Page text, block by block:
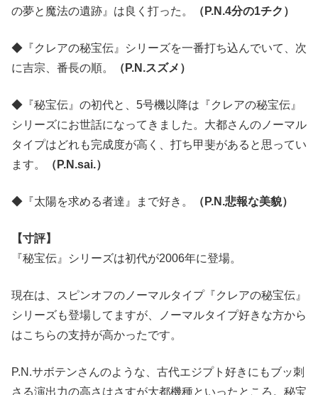
の夢と魔法の遺跡』は良く打った。
（P.N.4分の1チク）
◆『クレアの秘宝伝』シリーズを一番打ち込んでいて、次
に吉宗、番長の順。
（P.N.スズメ）
◆『秘宝伝』の初代と、5号機以降は『クレアの秘宝伝』
シリーズにお世話になってきました。大都さんのノーマル
タイプはどれも完成度が高く、打ち甲斐があると思ってい
ます。
（P.N.sai.）
◆『太陽を求める者達』まで好き。 （P.N.悲報な美貌）
【寸評】
『秘宝伝』シリーズは初代が2006年に登場。
現在は、スピンオフのノーマルタイプ『クレアの秘宝伝』
シリーズも登場してますが、ノーマルタイプ好きな方から
はこちらの支持が高かったです。
P.N.サボテンさんのような、古代エジプト好きにもブッ刺
さる演出力の高さはさすが大都機種といったところ。秘宝